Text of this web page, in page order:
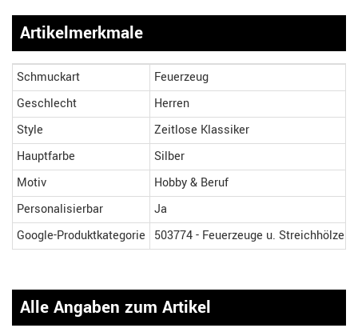
Artikelmerkmale
Schmuckart
Feuerzeug
Geschlecht
Herren
Style
Zeitlose Klassiker
Hauptfarbe
Silber
Motiv
Hobby & Beruf
Personalisierbar
Ja
Google-Produktkategorie
503774 - Feuerzeuge u. Streichhölzer
Alle Angaben zum Artikel